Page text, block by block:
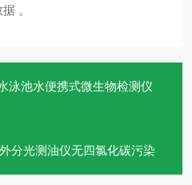
。
泳池水便携式微生物检测仪
分光测油仪无四氯化碳污染